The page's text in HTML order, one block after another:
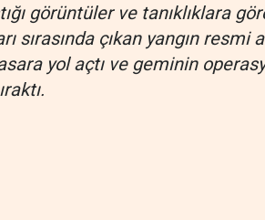
görüntüler ve tanıklıklara
sırasında çıkan yangın
yol açtı ve geminin